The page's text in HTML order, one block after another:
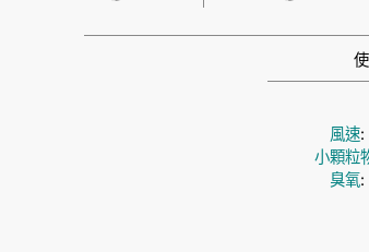
風速:
小顆粒
臭氧: